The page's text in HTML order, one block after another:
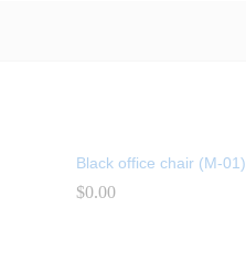
Black office chair (M-01)
$0.00
$0.00